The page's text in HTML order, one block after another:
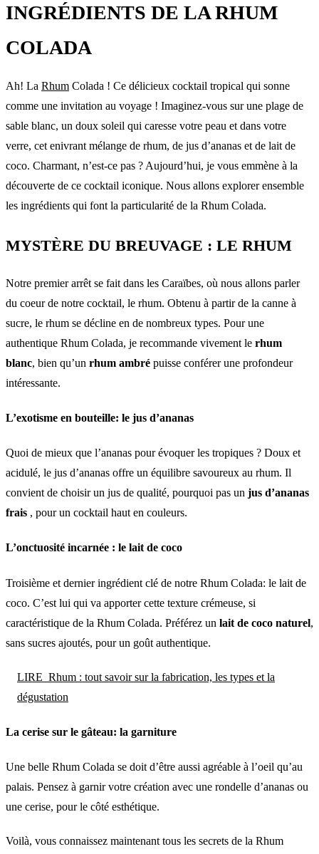
INGRÉDIENTS DE LA RHUM
COLADA
Ah! La Rhum Colada ! Ce délicieux cocktail tropical qui sonne
comme une invitation au voyage ! Imaginez-vous sur une plage de
sable blanc, un doux soleil qui caresse votre peau et dans votre
verre, cet enivrant mélange de rhum, de jus d’ananas et de lait de
coco. Charmant, n’est-ce pas ? Aujourd’hui, je vous emmène à la
découverte de ce cocktail iconique. Nous allons explorer ensemble
les ingrédients qui font la particularité de la Rhum Colada.
MYSTÈRE DU BREUVAGE : LE RHUM
Notre premier arrêt se fait dans les Caraïbes, où nous allons parler
du coeur de notre cocktail, le rhum. Obtenu à partir de la canne à
sucre, le rhum se décline en de nombreux types. Pour une
authentique Rhum Colada, je recommande vivement le rhum
blanc, bien qu’un rhum ambré puisse conférer une profondeur
intéressante.
L’exotisme en bouteille: le jus d’ananas
Quoi de mieux que l’ananas pour évoquer les tropiques ? Doux et
acidulé, le jus d’ananas offre un équilibre savoureux au rhum. Il
convient de choisir un jus de qualité, pourquoi pas un jus d’ananas
frais , pour un cocktail haut en couleurs.
L’onctuosité incarnée : le lait de coco
Troisième et dernier ingrédient clé de notre Rhum Colada: le lait de
coco. C’est lui qui va apporter cette texture crémeuse, si
caractéristique de la Rhum Colada. Préférez un lait de coco naturel,
sans sucres ajoutés, pour un goût authentique.
LIRE Rhum : tout savoir sur la fabrication, les types et la
dégustation
La cerise sur le gâteau: la garniture
Une belle Rhum Colada se doit d’être aussi agréable à l’oeil qu’au
palais. Pensez à garnir votre création avec une rondelle d’ananas ou
une cerise, pour le côté esthétique.
Voilà, vous connaissez maintenant tous les secrets de la Rhum